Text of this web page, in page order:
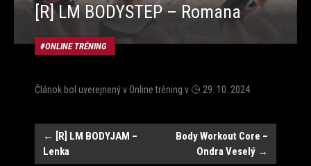
[R] LM BODYSTEP – Romana
ONLINE TRÉNING
Článok bol uverejnený vOnline tréning v 29. 10. 2024
Post
navigation
← [R] LM BODYJAM –
Lenka
Body Workout Core –
Ondra Veselý →